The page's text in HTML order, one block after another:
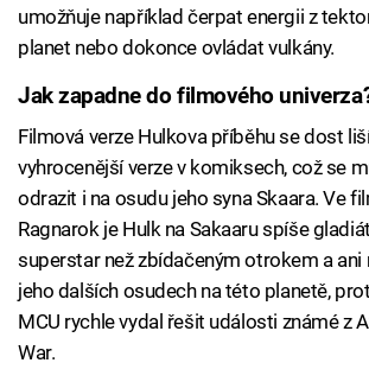
umožňuje například čerpat energii z
planet nebo dokonce ovládat vulkány.
Jak zapadne do filmového
Filmová verze Hulkova příběhu se dost
vyhrocenější verze v komiksech, což se
odrazit i na osudu jeho syna Skaara. Ve
Ragnarok je Hulk na Sakaaru spíše
superstar než zbídačeným otrokem a ani
jeho dalších osudech na této planetě,
MCU rychle vydal řešit události známé z
War.